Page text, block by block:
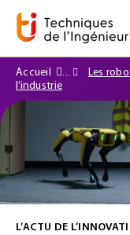
Accueil
Les
l’industrie
L’ACTU DE